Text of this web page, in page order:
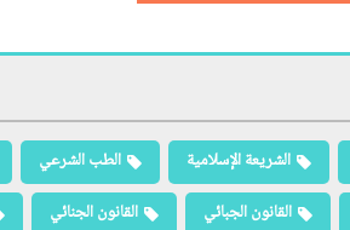
الشريعة الإسلامية الطب الشرعي
القانون الجبائي القانون الجنائي